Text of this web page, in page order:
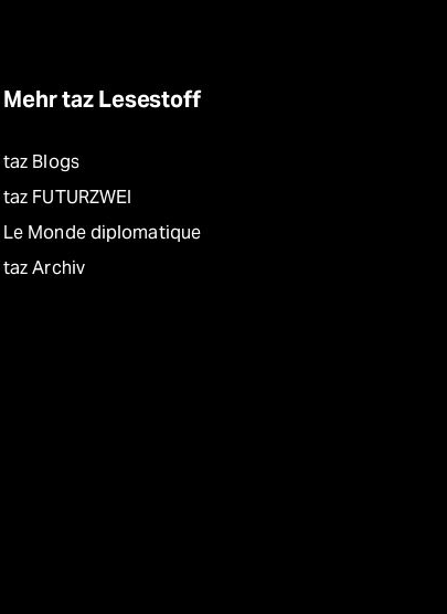
Mehr taz Lesestoff
taz Blogs
taz FUTURZWEI
Le Monde diplomatique
taz Archiv